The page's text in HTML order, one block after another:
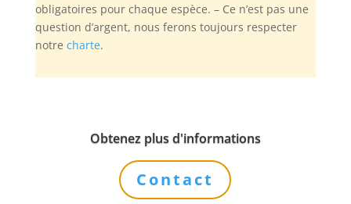
obligatoires pour chaque espèce. – Ce n’est pas une
question d’argent, nous ferons toujours respecter
notre charte.
Obtenez plus d'informations
Contact